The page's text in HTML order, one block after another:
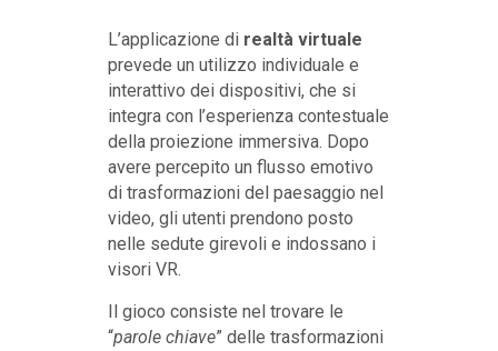
L’applicazione di realtà virtuale
prevede un utilizzo individuale e
interattivo dei dispositivi, che si
integra con l’esperienza contestuale
della proiezione immersiva. Dopo
avere percepito un flusso emotivo
di trasformazioni del paesaggio nel
video, gli utenti prendono posto
nelle sedute girevoli e indossano i
visori VR.
Il gioco consiste nel trovare le
“parole chiave” delle trasformazioni